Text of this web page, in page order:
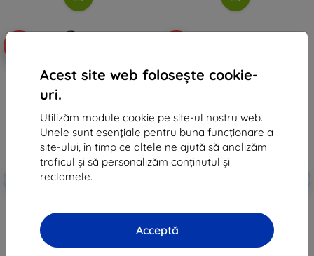
Acest site web folosește cookie-
uri.
Utilizăm module cookie pe site-ul nostru web.
Unele sunt esențiale pentru buna funcționare a
site-ului, în timp ce altele ne ajută să analizăm
traficul și să personalizăm conținutul și
reclamele.
Acceptă
Reducere
cu cupon
transparentă ultra-subțire
pentru Moto One 5G
pentru Motorola One
48 lei